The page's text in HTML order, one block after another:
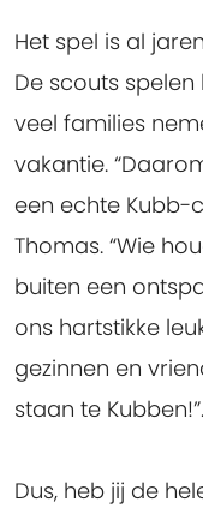
Het spel is al
De scouts
veel families
vakantie.
een echte Kubb-
Thomas. “Wie
buiten een
ons hartstikke
gezinnen en
staan te Kubben!”.
Dus, heb jij de